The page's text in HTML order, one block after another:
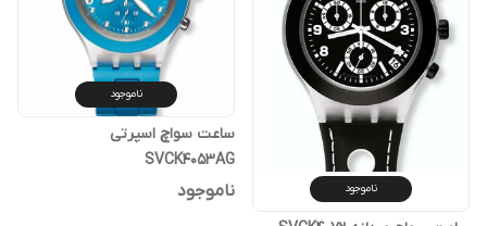
ناموجود
ناموجود
ساعت سواچ اسپرتی
SVCK4053AG
ناموجود